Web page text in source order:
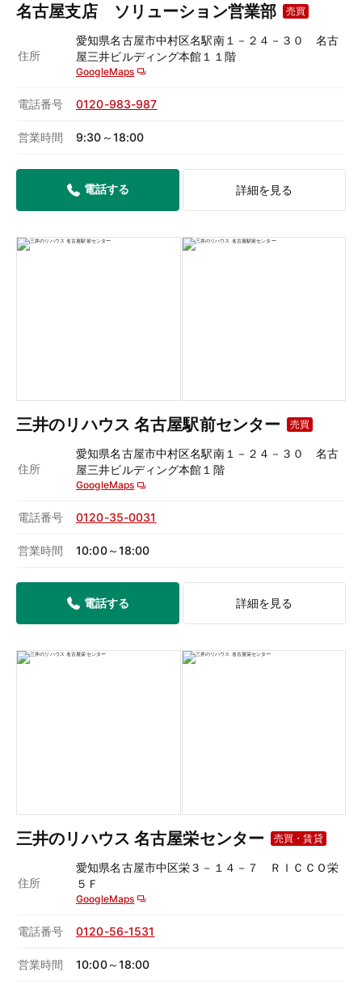
名古屋支店 ソリューション営業部 売買
住所
愛知県名古屋市中村区名駅南１－２４－３０ 名古
屋三井ビルディング本館１１階
GoogleMaps
電話番号 0120-983-987
営業時間 9:30～18:00
電話する 詳細を見る
三井のリハウス 名古屋駅前センター 売買
住所
愛知県名古屋市中村区名駅南１－２４－３０ 名古
屋三井ビルディング本館１階
GoogleMaps
電話番号 0120-35-0031
営業時間 10:00～18:00
電話する 詳細を見る
三井のリハウス 名古屋栄センター 売買・賃貸
住所
愛知県名古屋市中区栄３－１４－７ ＲＩＣＣＯ栄
５Ｆ
GoogleMaps
電話番号 0120-56-1531
営業時間 10:00～18:00